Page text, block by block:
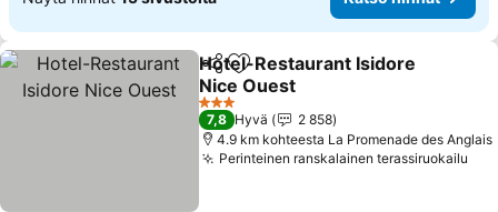
Jaa Lisää suosikkeihin
Hotel-Restaurant Isidore
Nice Ouest
3 Tähtiluokitus
7,8 Hyvä
2 858
4.9 km kohteesta La Promenade des Anglais
Perinteinen ranskalainen terassiruokailu